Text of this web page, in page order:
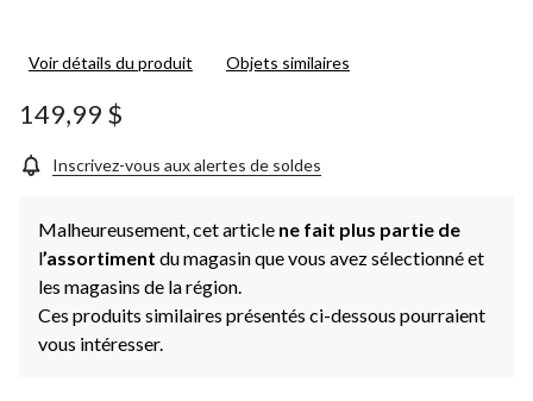
Voir détails du produit Objets similaires
149,99 $
Inscrivez-vous aux alertes de soldes
Malheureusement, cet article ne fait plus partie de
l’assortiment du magasin que vous avez sélectionné et
les magasins de la région.
Ces produits similaires présentés ci-dessous pourraient
vous intéresser.